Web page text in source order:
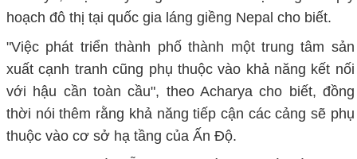
hoạch đô thị tại quốc gia láng giềng Nepal cho biết.
"Việc phát triển thành phố thành một trung tâm sản
xuất cạnh tranh cũng phụ thuộc vào khả năng kết nối
với hậu cần toàn cầu", theo Acharya cho biết, đồng
thời nói thêm rằng khả năng tiếp cận các cảng sẽ phụ
thuộc vào cơ sở hạ tầng của Ấn Độ.